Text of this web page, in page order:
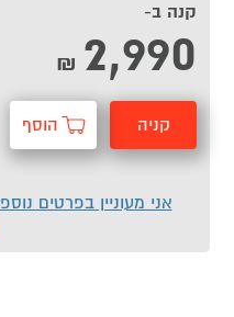
קנה ב-
2,990
₪
קניה הוסף
אני מעוניין בפרטים